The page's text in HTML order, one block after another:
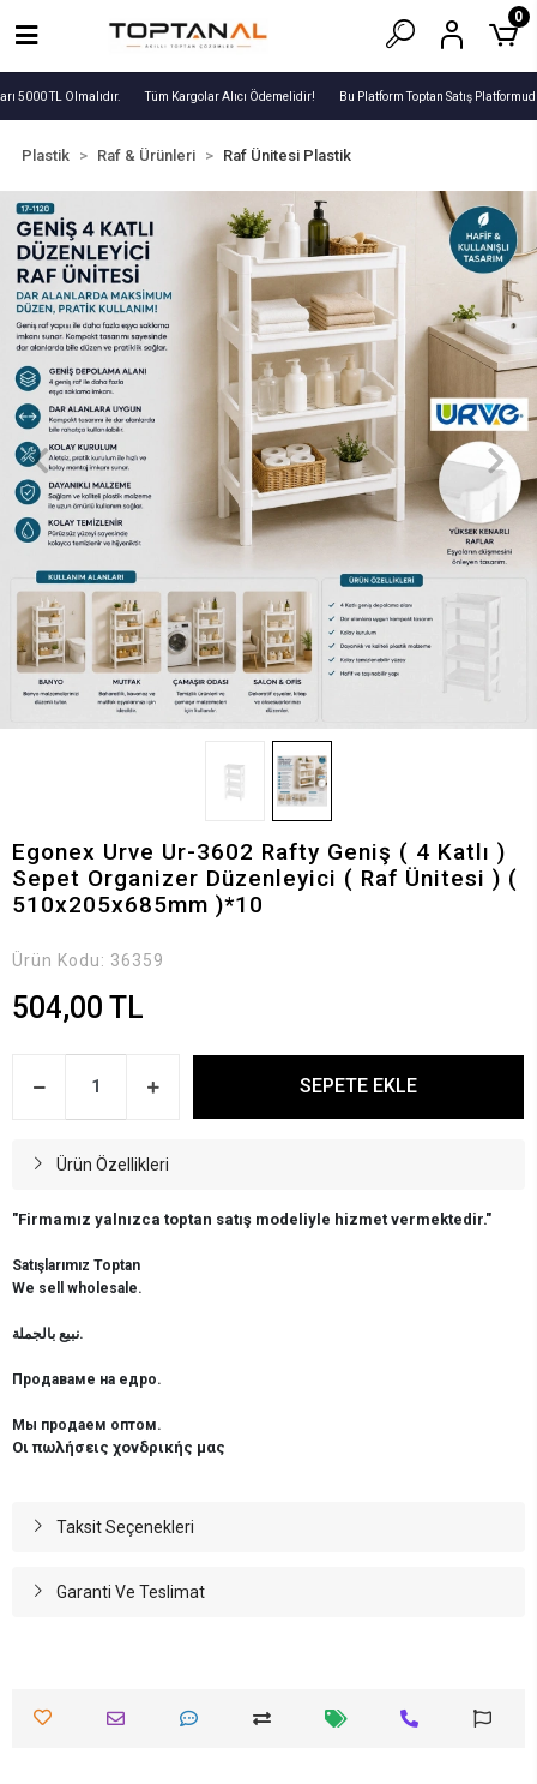
5000 TL Olmalıdır. Tüm Kargolar Alıcı Ödemelidir! Bu Platform Toptan Satış
0
Plastik Raf & Ürünleri Raf Ünitesi Plastik
Egonex Urve Ur-3602 Rafty Geniş ( 4 Katlı )
Sepet Organizer Düzenleyici ( Raf Ünitesi ) (
510x205x685mm )*10
Ürün Kodu: 36359
504,00 TL
SEPETE EKLE
Ürün Özellikleri
"Firmamız yalnızca toptan satış modeliyle hizmet vermektedir."
Satışlarımız Toptan
We sell wholesale.
نبيع بالجملة.
Продаваме на едро.
Мы продаем оптом.
Οι πωλήσεις χονδρικής μας
Taksit Seçenekleri
Garanti Ve Teslimat